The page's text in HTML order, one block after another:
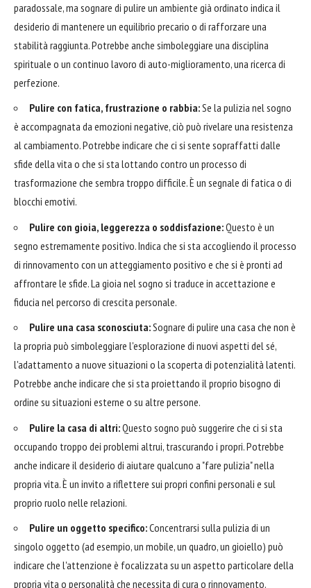
paradossale, ma sognare di pulire un ambiente già ordinato indica il
desiderio di mantenere un equilibrio precario o di rafforzare una
stabilità raggiunta. Potrebbe anche simboleggiare una disciplina
spirituale o un continuo lavoro di auto-miglioramento, una ricerca di
perfezione.
Pulire con fatica, frustrazione o rabbia:Se la pulizia nel sogno
è accompagnata da emozioni negative, ciò può rivelare una resistenza
al cambiamento. Potrebbe indicare che ci si sente sopraffatti dalle
sfide della vita o che si sta lottando contro un processo di
trasformazione che sembra troppo difficile. È un segnale di fatica o di
blocchi emotivi.
Pulire con gioia, leggerezza o soddisfazione:Questo è un
segno estremamente positivo. Indica che si sta accogliendo il processo
di rinnovamento con un atteggiamento positivo e che si è pronti ad
affrontare le sfide. La gioia nel sogno si traduce in accettazione e
fiducia nel percorso di crescita personale.
Pulire una casa sconosciuta:Sognare di pulire una casa che non è
la propria può simboleggiare l'esplorazione di nuovi aspetti del sé,
l'adattamento a nuove situazioni o la scoperta di potenzialità latenti.
Potrebbe anche indicare che si sta proiettando il proprio bisogno di
ordine su situazioni esterne o su altre persone.
Pulire la casa di altri:Questo sogno può suggerire che ci si sta
occupando troppo dei problemi altrui, trascurando i propri. Potrebbe
anche indicare il desiderio di aiutare qualcuno a "fare pulizia" nella
propria vita. È un invito a riflettere sui propri confini personali e sul
proprio ruolo nelle relazioni.
Pulire un oggetto specifico:Concentrarsi sulla pulizia di un
singolo oggetto (ad esempio, un mobile, un quadro, un gioiello) può
indicare che l'attenzione è focalizzata su un aspetto particolare della
propria vita o personalità che necessita di cura o rinnovamento.